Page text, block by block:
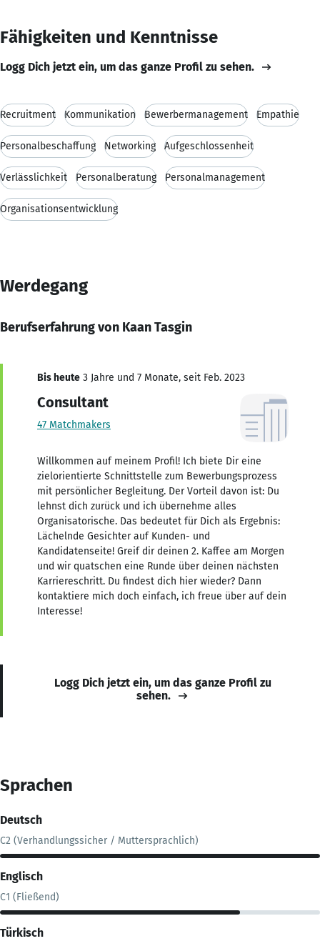
Fähigkeiten und Kenntnisse
Logg Dich jetzt ein, um das ganze Profil zu sehen.
Recruitment Kommunikation Bewerbermanagement Empathie
Personalbeschaffung Networking Aufgeschlossenheit
Verlässlichkeit Personalberatung Personalmanagement
Organisationsentwicklung
Werdegang
Berufserfahrung von Kaan Tasgin
Bis heute 3 Jahre und 7 Monate, seit Feb. 2023
Consultant
47 Matchmakers
Willkommen auf meinem Profil! Ich biete Dir eine
zielorientierte Schnittstelle zum Bewerbungsprozess
mit persönlicher Begleitung. Der Vorteil davon ist: Du
lehnst dich zurück und ich übernehme alles
Organisatorische. Das bedeutet für Dich als Ergebnis:
Lächelnde Gesichter auf Kunden- und
Kandidatenseite! Greif dir deinen 2. Kaffee am Morgen
und wir quatschen eine Runde über deinen nächsten
Karriereschritt. Du findest dich hier wieder? Dann
kontaktiere mich doch einfach, ich freue über auf dein
Interesse!
Logg Dich jetzt ein, um das ganze Profil zu
sehen.
Sprachen
Deutsch
C2 (Verhandlungssicher / Muttersprachlich)
Englisch
C1 (Fließend)
Türkisch